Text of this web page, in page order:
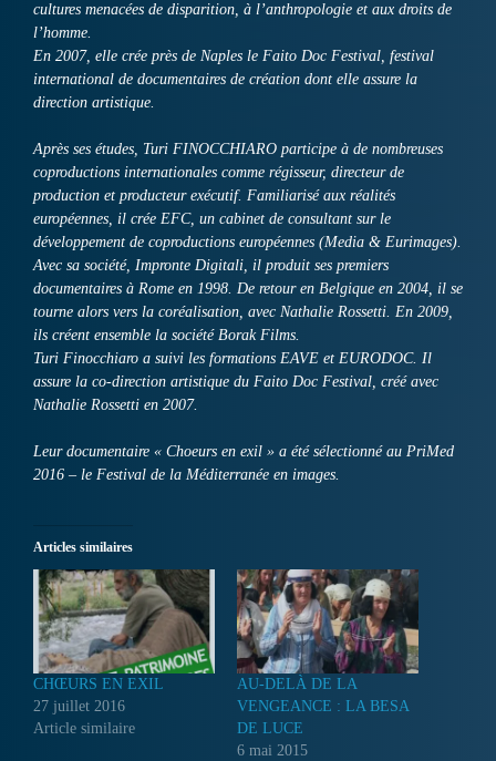
cultures menacées de disparition, à l’anthropologie et aux droits de
l’homme.
En 2007, elle crée près de Naples le Faito Doc Festival, festival
international de documentaires de création dont elle assure la
direction artistique.
Après ses études, Turi FINOCCHIARO participe à de nombreuses
coproductions internationales comme régisseur, directeur de
production et producteur exécutif. Familiarisé aux réalités
européennes, il crée EFC, un cabinet de consultant sur le
développement de coproductions européennes (Media & Eurimages).
Avec sa société, Impronte Digitali, il produit ses premiers
documentaires à Rome en 1998. De retour en Belgique en 2004, il se
tourne alors vers la coréalisation, avec Nathalie Rossetti. En 2009,
ils créent ensemble la société Borak Films.
Turi Finocchiaro a suivi les formations EAVE et EURODOC. Il
assure la co-direction artistique du Faito Doc Festival, créé avec
Nathalie Rossetti en 2007.
Leur documentaire « Choeurs en exil » a été sélectionné au PriMed
2016 – le Festival de la Méditerranée en images.
Articles similaires
CHŒURS EN EXIL
27 juillet 2016
Article similaire
AU-DELÀ DE LA
VENGEANCE : LA BESA
DE LUCE
6 mai 2015